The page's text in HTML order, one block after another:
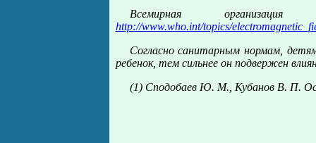
Всемирная
http://www.who.int/topics/
Согласно санитарным нормам,
ребенок, тем сильнее он подвержен
(1) Сподобаев Ю. М., Кубанов В. П.